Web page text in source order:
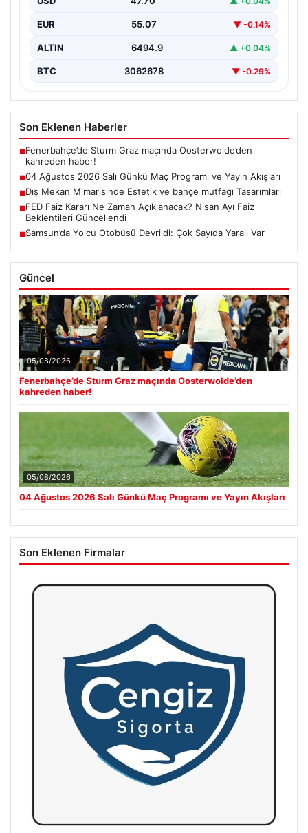
EUR 55.07 ▼ -0.14%
ALTIN 6494.9 ▲ +0.04%
BTC 3062678 ▼ -0.29%
Son Eklenen Haberler
■Fenerbahçe’de Sturm Graz maçında Oosterwolde’den
kahreden haber!
■04 Ağustos 2026 Salı Günkü Maç Programı ve Yayın Akışları
■Dış Mekan Mimarisinde Estetik ve bahçe mutfağı Tasarımları
■FED Faiz Kararı Ne Zaman Açıklanacak? Nisan Ayı Faiz
Beklentileri Güncellendi
■Samsun’da Yolcu Otobüsü Devrildi: Çok Sayıda Yaralı Var
Güncel
05/08/2026
Fenerbahçe’de Sturm Graz maçında Oosterwolde’den
kahreden haber!
05/08/2026
04 Ağustos 2026 Salı Günkü Maç Programı ve Yayın Akışları
Son Eklenen Firmalar